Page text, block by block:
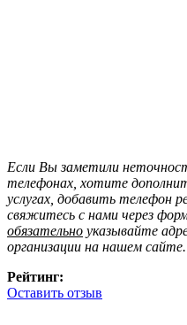
Если Вы заметили
телефонах, хотите
услугах, добавить телефон
свяжитесь с нами через
обязательно указывайте
организации на нашем сайте.
Рейтинг:
Оставить отзыв